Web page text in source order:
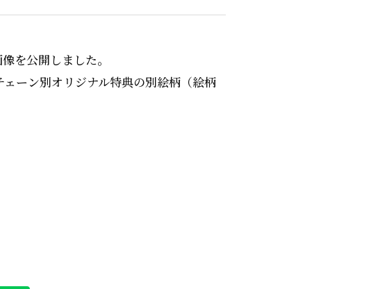
を公開しました。
ーン別オリジナル特典の別絵柄（絵柄